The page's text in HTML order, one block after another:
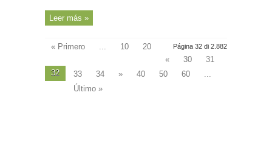
Leer más »
Página 32 di 2.882
« Primero ... 10
20
«
30
31
32
33 34 » 40 50 60
...
Último »